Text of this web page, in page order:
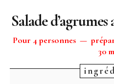
Salade
Pour 4 personnes —
30